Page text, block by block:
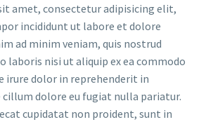
amet, consectetur adipisicing elit,
incididunt ut labore et dolore
ad minim veniam, quis nostrud
laboris nisi ut aliquip ex ea commodo
irure dolor in reprehenderit in
dolore eu fugiat nulla pariatur.
cupidatat non proident, sunt in